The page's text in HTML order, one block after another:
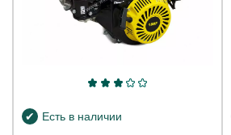
Есть в наличии